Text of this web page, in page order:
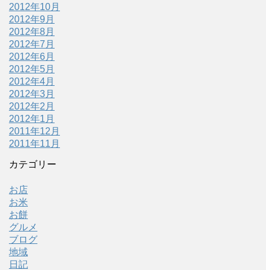
2012年10月
2012年9月
2012年8月
2012年7月
2012年6月
2012年5月
2012年4月
2012年3月
2012年2月
2012年1月
2011年12月
2011年11月
カテゴリー
お店
お米
お餅
グルメ
ブログ
地域
日記